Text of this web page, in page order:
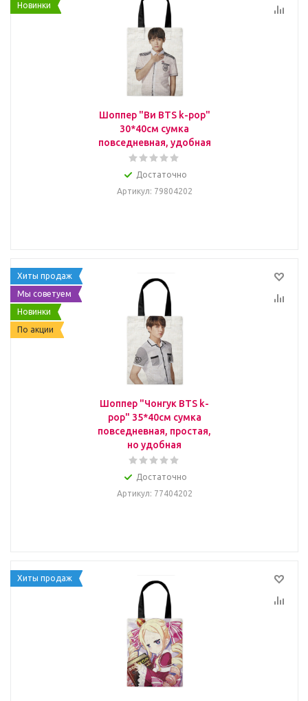
Новинки
Шоппер "Ви BTS k-pop"
30*40см сумка
повседневная, удобная
Достаточно
Артикул: 79804202
Хиты продаж
Мы советуем
Новинки
По акции
Шоппер "Чонгук BTS k-
pop" 35*40см сумка
повседневная, простая,
но удобная
Достаточно
Артикул: 77404202
Хиты продаж